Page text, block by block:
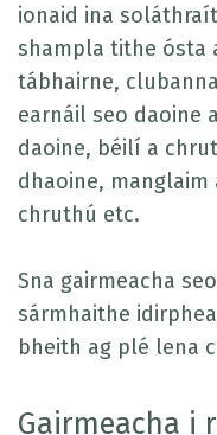
ionaid ina
shampla tithe ósta
tábhairne,
earnáil seo daoine
daoine, béilí a
dhaoine, manglaim
chruthú etc.
Sna gairmeacha
sármhaithe
bheith ag plé lena
Gairmeacha i